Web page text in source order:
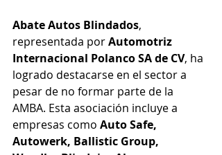
Abate Autos Blindados,
representada por Automotriz
Internacional Polanco SA de CV, ha
logrado destacarse en el sector a
pesar de no formar parte de la
AMBA. Esta asociación incluye a
empresas como Auto Safe,
Autowerk, Ballistic Group,